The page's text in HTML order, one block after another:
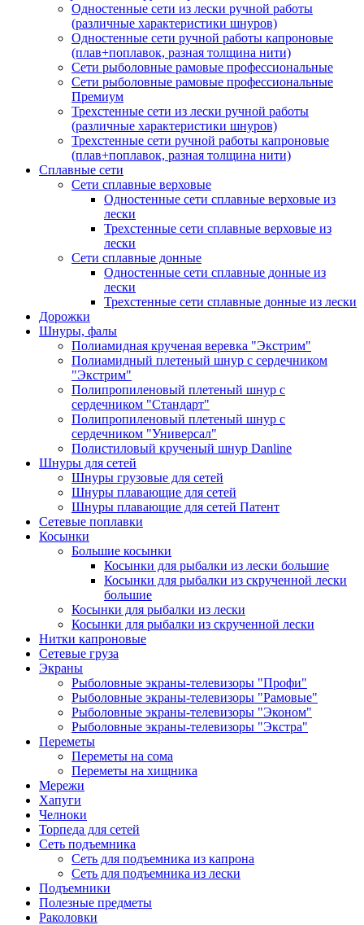
Одностенные сети из лески ручной работы
(различные характеристики шнуров)
Одностенные сети ручной работы капроновые
(плав+поплавок, разная толщина нити)
Сети рыболовные рамовые профессиональные
Сети рыболовные рамовые профессиональные
Премиум
Трехстенные сети из лески ручной работы
(различные характеристики шнуров)
Трехстенные сети ручной работы капроновые
(плав+поплавок, разная толщина нити)
Сплавные сети
Сети сплавные верховые
Одностенные сети сплавные верховые из
лески
Трехстенные сети сплавные верховые из
лески
Сети сплавные донные
Одностенные сети сплавные донные из
лески
Трехстенные сети сплавные донные из лески
Дорожки
Шнуры, фалы
Полиамидная крученая веревка "Экстрим"
Полиамидный плетеный шнур с сердечником
"Экстрим"
Полипропиленовый плетеный шнур с
сердечником "Стандарт"
Полипропиленовый плетеный шнур с
сердечником "Универсал"
Полистиловый крученый шнур Danline
Шнуры для сетей
Шнуры грузовые для сетей
Шнуры плавающие для сетей
Шнуры плавающие для сетей Патент
Сетевые поплавки
Косынки
Большие косынки
Косынки для рыбалки из лески большие
Косынки для рыбалки из скрученной лески
большие
Косынки для рыбалки из лески
Косынки для рыбалки из скрученной лески
Нитки капроновые
Сетевые груза
Экраны
Рыболовные экраны-телевизоры "Профи"
Рыболовные экраны-телевизоры "Рамовые"
Рыболовные экраны-телевизоры "Эконом"
Рыболовные экраны-телевизоры "Экстра"
Переметы
Переметы на сома
Переметы на хищника
Мережи
Хапуги
Челноки
Торпеда для сетей
Сеть подъемника
Сеть для подъемника из капрона
Сеть для подъемника из лески
Подъемники
Полезные предметы
Раколовки